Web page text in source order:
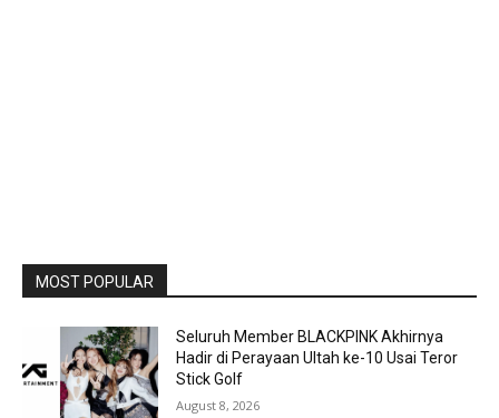
MOST POPULAR
Seluruh Member BLACKPINK Akhirnya
Hadir di Perayaan Ultah ke-10 Usai Teror
Stick Golf
August 8, 2026